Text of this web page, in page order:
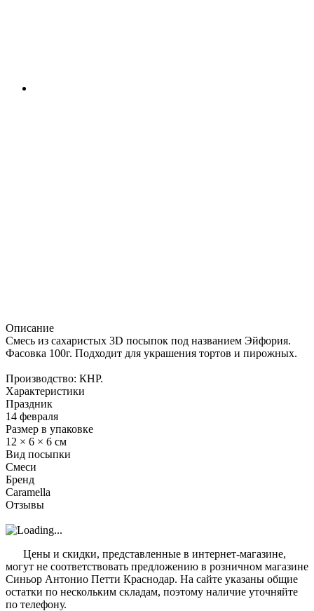
Описание
Смесь из сахаристых 3D посыпок под названием Эйфория.
Фасовка 100г. Подходит для украшения тортов и пирожных.
Производство: КНР.
Характеристики
Праздник
14 февраля
Размер в упаковке
12 × 6 × 6 см
Вид посыпки
Смеси
Бренд
Caramella
Отзывы
Цены и скидки, представленные в интернет-магазине,
могут не соответствовать предложению в розничном магазине
Синьор Антонио Петти Краснодар. На сайте указаны общие
остатки по нескольким складам, поэтому наличие уточняйте
по телефону.